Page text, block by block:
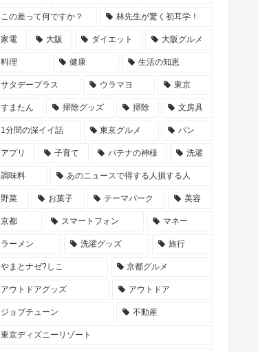
この差って何ですか？ 林先生が驚く初耳学！
家電 大阪 ダイエット 大阪グルメ
料理 健康 生活の知恵
サタデープラス ウラマヨ 東京
すまたん 掃除グッズ 掃除 文房具
1分間の深イイ話 東京グルメ パン
アプリ 子育て パテナの神様 洗濯
調味料 あのニュースで得する人損する人
野菜 お菓子 テーマパーク 美容
京都 スマートフォン マネー
ラーメン 洗濯グッズ 旅行
やまとナゼ?しこ 京都グルメ
アウトドアグッズ アウトドア
ジョブチューン 不動産
東京ディズニーリゾート